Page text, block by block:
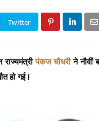
Twitter
राज्यमंत्री पंकज चौधरी ने नौवीं
हो गई।